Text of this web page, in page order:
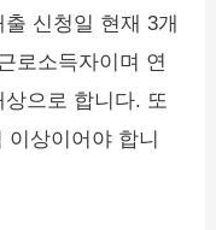
신청일 현재 3개
로소득자이며 연
으로 합니다. 또
이상이어야 합니